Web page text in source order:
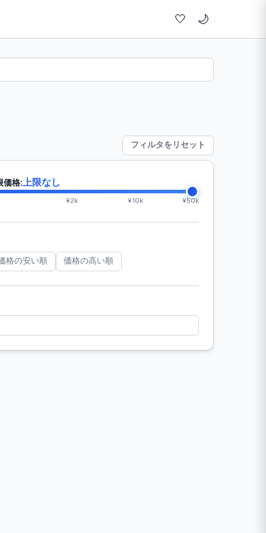
🤍
フィルタをリセット
価格: 上限なし
¥2k ¥10k ¥50k
格の安い順 価格の高い順